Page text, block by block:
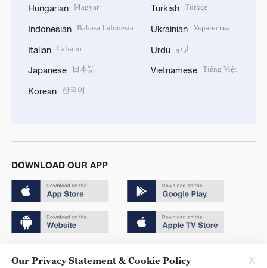
Hungarian Magyar
Indonesian Bahasa Indonesia
Italian Italiano
Japanese 日本語
Korean 한국어
Turkish Türkçe
Ukrainian Українська
Urdu اردو
Vietnamese Tiếng Việt
DOWNLOAD OUR APP
Our Privacy Statement & Cookie Policy